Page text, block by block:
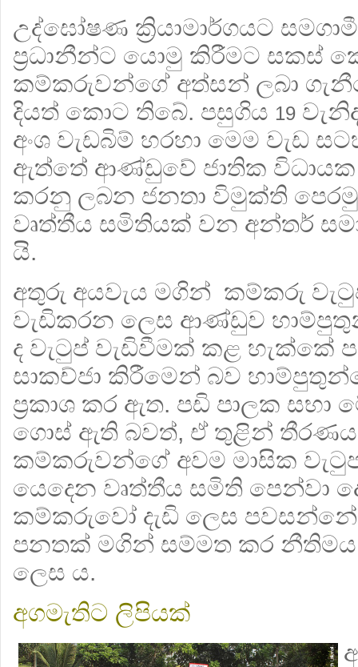
උද්ඝෝෂණ ක්‍රියාමාර්ගයට
ප්‍රධානීන්ට යොමු කිරීමට සකස්
කම්කරුවන්ගේ අත්සන් ලබා
දියත් කොට තිබේ. පසුගිය 19
අංශ වැඩබිම් හරහා මෙම වැඩ
ඇත්තේ ආණ්ඩුවේ ජාතික
කරනු ලබන ජනතා විමුක්ති
වෘත්තීය සමිතියක් වන අන්තර්
යි.
අතුරු අයවැය මගින් කම්කරු
වැඩිකරන ලෙස ආණ්ඩුව
ද වැටුප් වැඩිවීමක් කළ හැක්කේ
සාකච්ජා කිරීමෙන් බව
ප්‍රකාශ කර ඇත. පඩි පාලක සභා
ගොස් ඇති බවත්, ඒ තුළින්
කම්කරුවන්ගේ අවම මාසික
යෙදෙන වෘත්තීය සමිති පෙන්වා
කම්කරුවෝ දැඩි ලෙස පවසන්නේ
පනතක් මගින් සම්මත කර නීතිමය
ලෙස ය.
අගමැතිට ලිපියක්